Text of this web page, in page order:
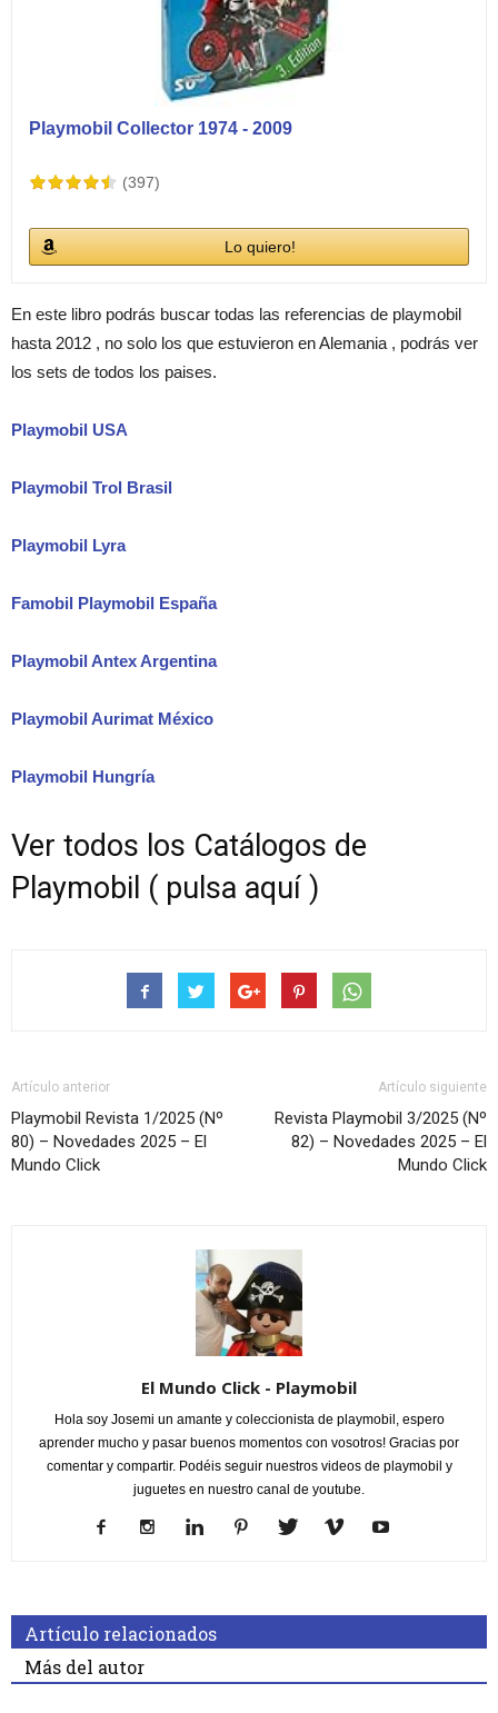
Playmobil Collector 1974 - 2009
(397)
Lo quiero!
En este libro podrás buscar todas las referencias de playmobil
hasta 2012 , no solo los que estuvieron en Alemania , podrás ver
los sets de todos los paises.
Playmobil USA
Playmobil Trol Brasil
Playmobil Lyra
Famobil Playmobil España
Playmobil Antex Argentina
Playmobil Aurimat México
Playmobil Hungría
Ver todos los Catálogos de
Playmobil ( pulsa aquí )
Artículo anterior
Playmobil Revista 1/2025 (Nº
80) – Novedades 2025 – El
Mundo Click
Artículo siguiente
Revista Playmobil 3/2025 (Nº
82) – Novedades 2025 – El
Mundo Click
El Mundo Click - Playmobil
Hola soy Josemi un amante y coleccionista de playmobil, espero
aprender mucho y pasar buenos momentos con vosotros! Gracias por
comentar y compartir. Podéis seguir nuestros videos de playmobil y
juguetes en nuestro canal de youtube.
Artículo relacionados
Más del autor